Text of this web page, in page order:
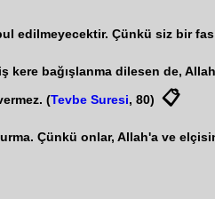
edilmeyecektir. Çünkü siz bir
bağışlanma dilesen de,
(Tevbe Suresi, 80) 📋
Çünkü onlar, Allah'a ve